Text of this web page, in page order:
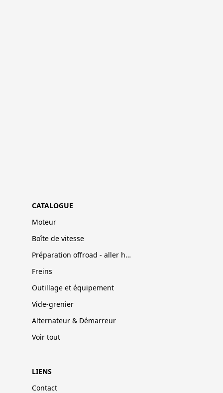
CATALOGUE
Moteur
Boîte de vitesse
Préparation offroad - aller hors-pistes
Freins
Outillage et équipement
Vide-grenier
Alternateur & Démarreur
Voir tout
LIENS
Contact